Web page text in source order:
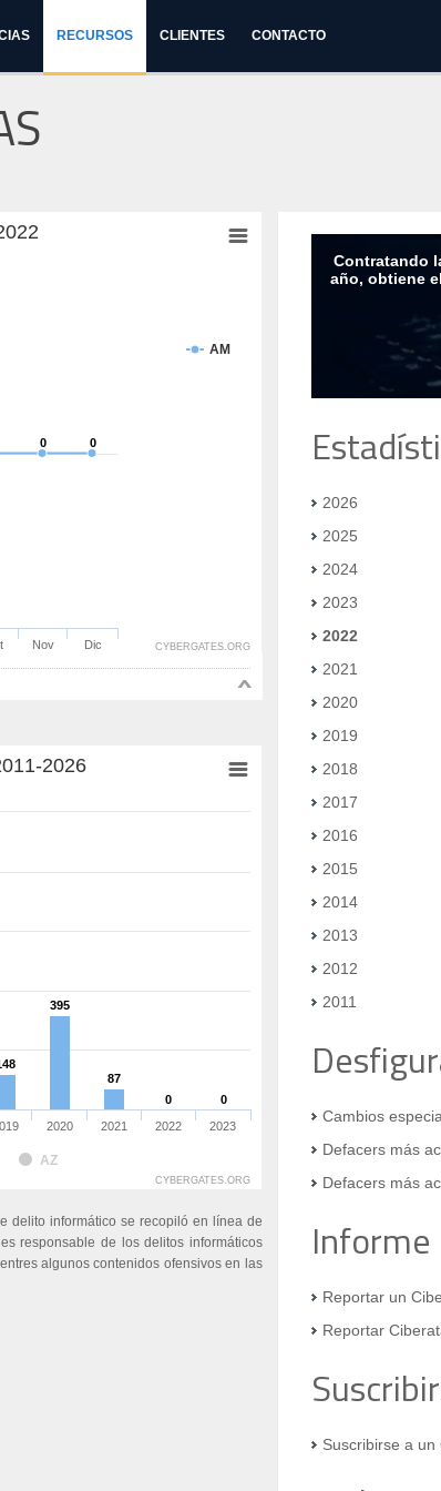
RECURSOS CLIENTES CONTACTO
0
0 0
0
AM
Nov Dic CYBERGATES.ORG
2026
395
395
87
87
0
0 0
0
AZ
2020 2021 2022 2023
CYBERGATES.ORG
delito informático se recopiló en línea de
responsable de los delitos informáticos
algunos contenidos ofensivos en las
Contratando
año, obtiene
2026
2025
2024
2023
2022
2021
2020
2019
2018
2017
2016
2015
2014
2013
2012
2011
Cambios
Defacers más
Defacers más
Informe
Reportar un
Reportar
Suscribirse a un